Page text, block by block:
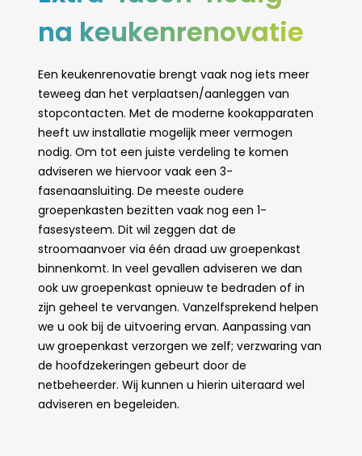
na keukenrenovatie
Een keukenrenovatie brengt vaak nog iets meer
teweeg dan het verplaatsen/aanleggen van
stopcontacten. Met de moderne kookapparaten
heeft uw installatie mogelijk meer vermogen
nodig. Om tot een juiste verdeling te komen
adviseren we hiervoor vaak een 3-
fasenaansluiting. De meeste oudere
groepenkasten bezitten vaak nog een 1-
fasesysteem. Dit wil zeggen dat de
stroomaanvoer via één draad uw groepenkast
binnenkomt. In veel gevallen adviseren we dan
ook uw groepenkast opnieuw te bedraden of in
zijn geheel te vervangen. Vanzelfsprekend helpen
we u ook bij de uitvoering ervan. Aanpassing van
uw groepenkast verzorgen we zelf; verzwaring van
de hoofdzekeringen gebeurt door de
netbeheerder. Wij kunnen u hierin uiteraard wel
adviseren en begeleiden.